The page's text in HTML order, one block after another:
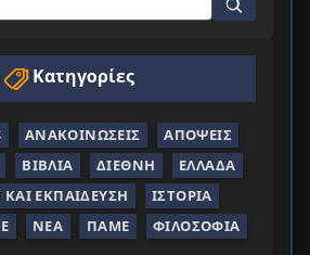
Κατηγορίες
ΑΝΑΚΟΙΝΏΣΕΙΣ
ΑΠΌΨΕΙΣ
ΒΙΒΛΊΑ ΔΙΕΘΝΉ
ΕΛΛΆΔΑ
ΕΚΠΑΊΔΕΥΣΗ
ΙΣΤΟΡΊΑ
ΝΈΑ ΠΑΜΕ ΦΙΛΟΣΟΦΊΑ